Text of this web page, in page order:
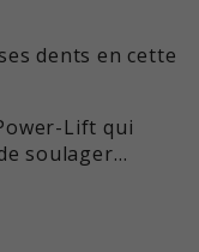
dents en cette
Lift qui
soulager…